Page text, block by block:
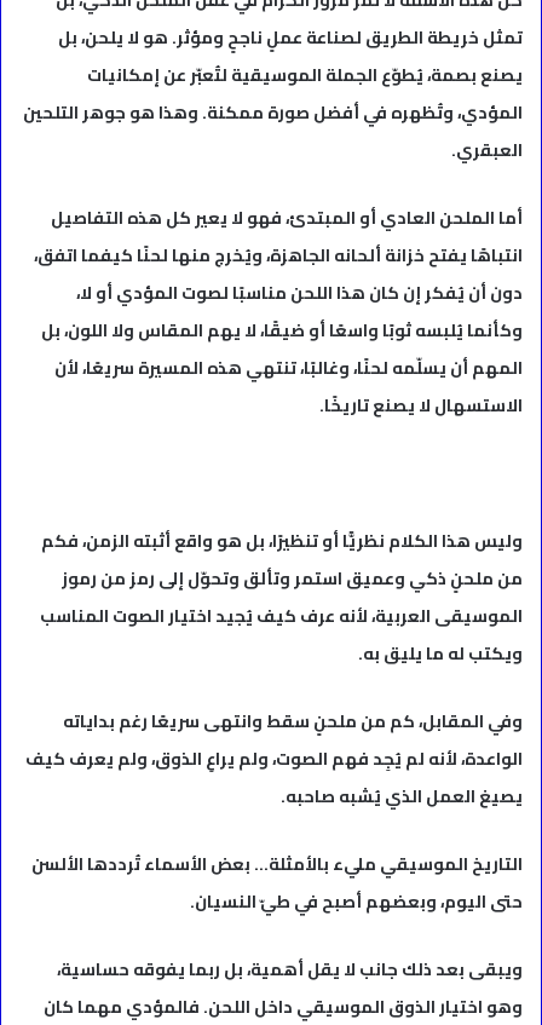
تمثل خريطة الطريق لصناعة عملٍ ناجحٍ ومؤثر. هو لا يلحن، بل
يصنع بصمة، يُطوّع الجملة الموسيقية لتُعبّر عن إمكانيات
المؤدي، وتُظهره في أفضل صورة ممكنة. وهذا هو جوهر التلحين
العبقري.
أما الملحن العادي أو المبتدئ، فهو لا يعير كل هذه التفاصيل
انتباهًا يفتح خزانة ألحانه الجاهزة، ويُخرج منها لحنًا كيفما اتفق،
دون أن يُفكر إن كان هذا اللحن مناسبًا لصوت المؤدي أو لا،
وكأنما يُلبسه ثوبًا واسعًا أو ضيقًا، لا يهم المقاس ولا اللون، بل
المهم أن يسلّمه لحنًا، وغالبًا، تنتهي هذه المسيرة سريعًا، لأن
الاستسهال لا يصنع تاريخًا.
وليس هذا الكلام نظريًّا أو تنظيرًا، بل هو واقع أثبته الزمن، فكم
من ملحنٍ ذكي وعميق استمر وتألق وتحوّل إلى رمز من رموز
الموسيقى العربية، لأنه عرف كيف يُجيد اختيار الصوت المناسب
ويكتب له ما يليق به.
وفي المقابل، كم من ملحنٍ سقط وانتهى سريعًا رغم بداياته
الواعدة، لأنه لم يُجِد فهم الصوت، ولم يراعِ الذوق، ولم يعرف كيف
يصيغ العمل الذي يُشبه صاحبه.
التاريخ الموسيقي مليء بالأمثلة… بعض الأسماء تُرددها الألسن
حتى اليوم، وبعضهم أصبح في طيّ النسيان.
ويبقى بعد ذلك جانب لا يقل أهمية، بل ربما يفوقه حساسية،
وهو اختيار الذوق الموسيقي داخل اللحن. فالمؤدي مهما كان